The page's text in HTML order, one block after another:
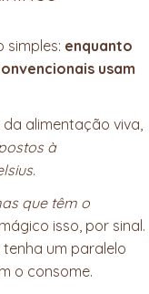
simples: enquanto
usam
alimentação viva,
à
que têm o
isso, por sinal.
um paralelo
o consome.